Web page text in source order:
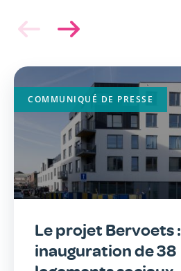
Image
principale
Le projet Bervoets :
inauguration de 38
COMMUNIQUÉ DE PRESSE